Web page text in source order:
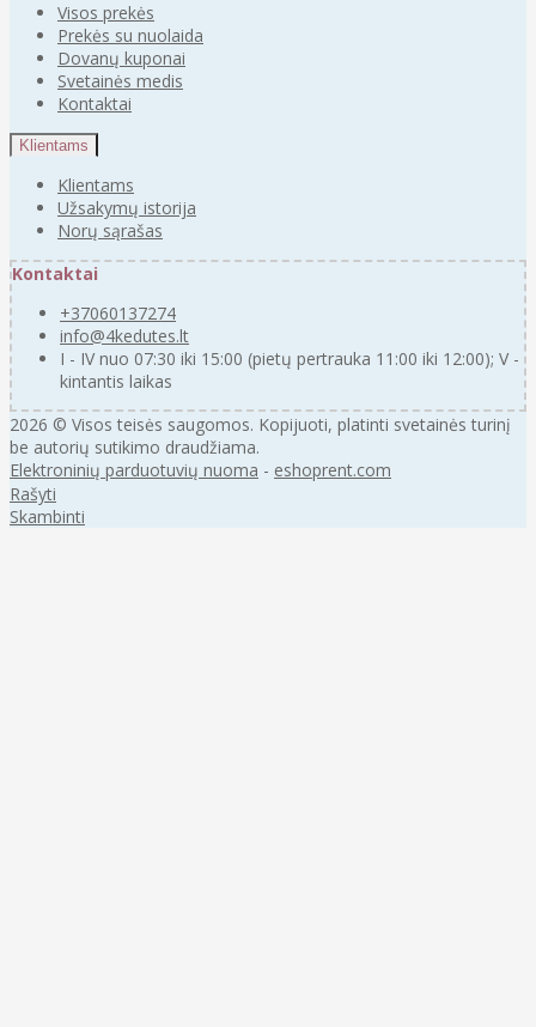
Visos prekės
Prekės su nuolaida
Dovanų kuponai
Svetainės medis
Kontaktai
Klientams
Klientams
Užsakymų istorija
Norų sąrašas
Kontaktai
+37060137274
info@4kedutes.lt
I - IV nuo 07:30 iki 15:00 (pietų pertrauka 11:00 iki 12:00); V -
kintantis laikas
2026 © Visos teisės saugomos. Kopijuoti, platinti svetainės turinį
be autorių sutikimo draudžiama.
Elektroninių parduotuvių nuoma - eshoprent.com
Rašyti
Skambinti